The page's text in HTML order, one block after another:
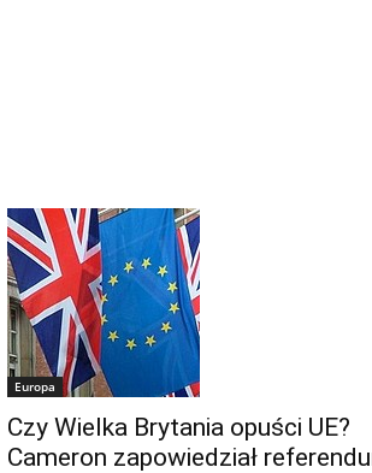
Europa
Czy Wielka Brytania opuści UE?
Cameron zapowiedział